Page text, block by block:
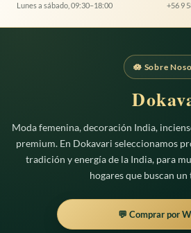
Lunes a sábado, 09:30–18:00 +56 9
🪷 Sobre
Moda femenina, decoración India,
premium. En Dokavari seleccionamos
tradición y energía de la India, para
hogares que buscan
💬 Comprar por